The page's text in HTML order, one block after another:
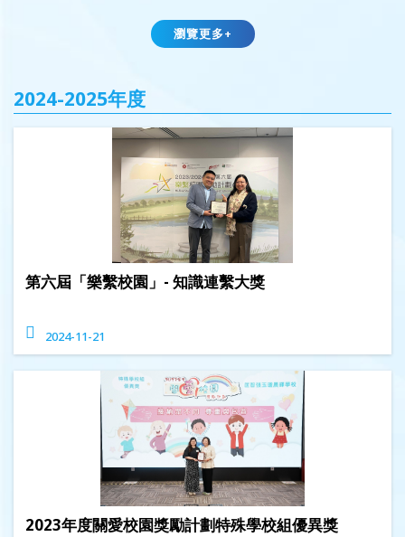
瀏覽更多+
2024-2025年度
第六屆「樂繫校園」- 知識連繫大獎
2024-11-21
2023年度關愛校園獎勵計劃特殊學校組優異獎